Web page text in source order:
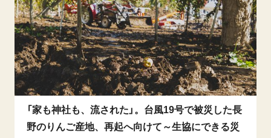
「家も神社も、流された」。台風19号で被災した長
野のりんご産地、再起へ向けて～生協にできる災